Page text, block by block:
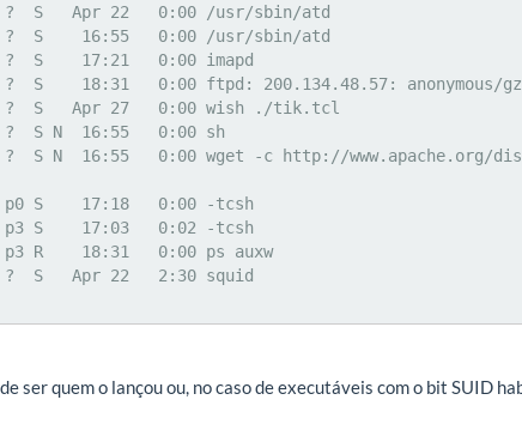
S   Apr 22   0:00 /usr/sbin/atd
?  S    16:55   0:00 /usr/sbin/atd
S    17:21   0:00 imapd
18:31   0:00 ftpd: 200.134.48.57: anonymous/
?  S   Apr 27   0:00 wish ./tik.tcl
S N  16:55   0:00 sh
S N  16:55   0:00 wget -c http://www.apache.org/dist/
p0 S    17:18   0:00 -tcsh
p3 S    17:03   0:02 -tcsh
R    18:31   0:00 ps auxw
?  S   Apr 22   2:30 squid
ser quem o lançou ou, no caso de executáveis com o bit SUID